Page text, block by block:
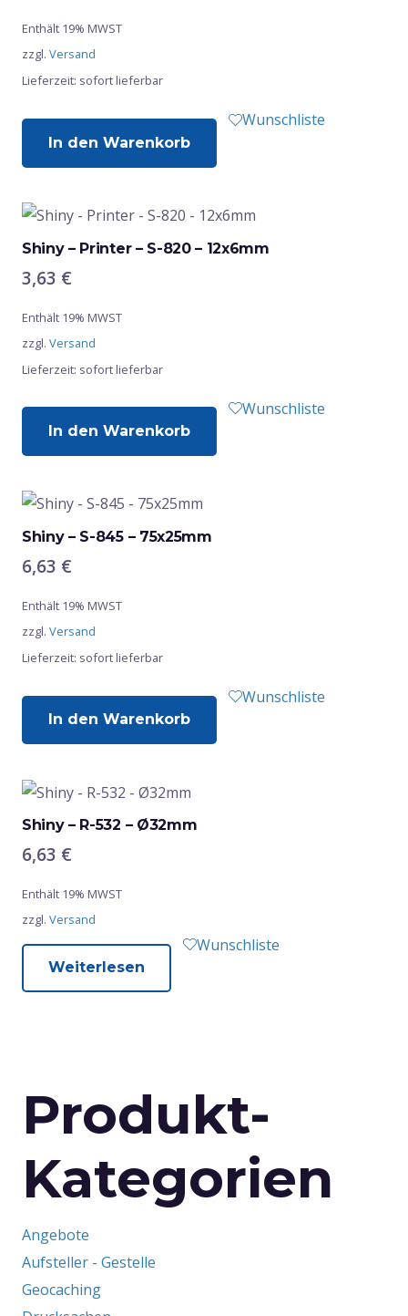
Enthält 19% MWST
zzgl. Versand
Lieferzeit: sofort lieferbar
In den Warenkorb
Wunschliste
Shiny – Printer – S-820 – 12x6mm
3,63 €
Enthält 19% MWST
zzgl. Versand
Lieferzeit: sofort lieferbar
In den Warenkorb
Wunschliste
Shiny – S-845 – 75x25mm
6,63 €
Enthält 19% MWST
zzgl. Versand
Lieferzeit: sofort lieferbar
In den Warenkorb
Wunschliste
Shiny – R-532 – Ø32mm
6,63 €
Enthält 19% MWST
zzgl. Versand
Weiterlesen
Wunschliste
Produkt-
Kategorien
Angebote
Aufsteller - Gestelle
Geocaching